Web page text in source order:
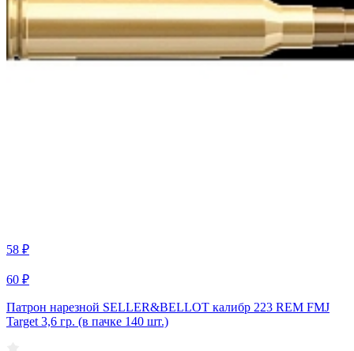
58 ₽
60 ₽
Патрон нарезной SELLER&BELLOT калибр 223 REM FMJ
Target 3,6 гр. (в пачке 140 шт.)